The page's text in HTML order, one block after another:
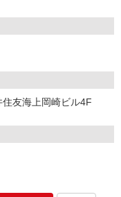
友海上岡崎ビル4F